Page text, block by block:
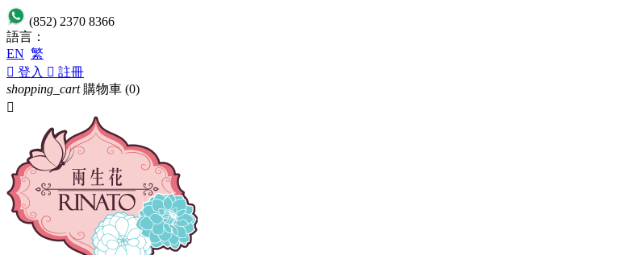
(852) 2370 8366
語言：
EN 繁
 登入  註冊
shopping_cart 購物車 (0)
